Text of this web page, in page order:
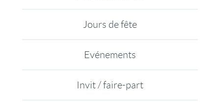
Jours de fête
Evénements
Invit / faire-part